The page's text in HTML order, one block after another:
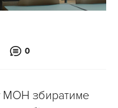
0
МОН збиратиме